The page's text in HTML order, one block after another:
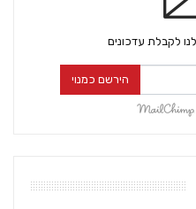
לקבלת עדכונים
הירשם כמנוי